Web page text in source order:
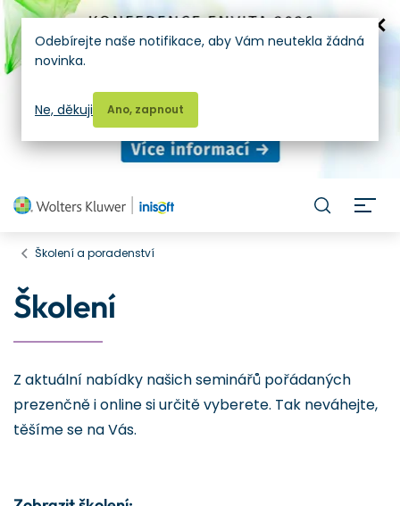
Školení a poradenství
Školení
Z aktuální nabídky našich seminářů pořádaných
prezenčně i online si určitě vyberete. Tak neváhejte,
těšíme se na Vás.
Odebírejte naše notifikace, aby Vám neutekla žádná
novinka.
Ano, zapnout
Ne, děkuji